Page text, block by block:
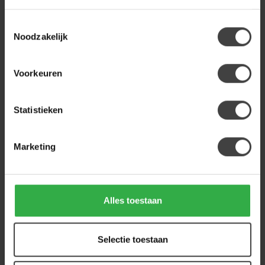
Noodzakelijk
Voorkeuren
Statistieken
Marketing
Alles toestaan
Selectie toestaan
Op voorraad
STARFURN
139,00
Of heb je hulp nodig bij de bestelling? Neem
gerust contact op met onze klantenservice
926. We helpen je graag.
Recent bekeken